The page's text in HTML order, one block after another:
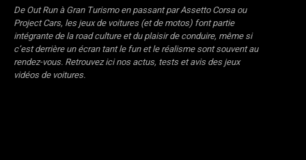
De Out Run à Gran Turismo en passant par Assetto Corsa ou
Project Cars, les jeux de voitures (et de motos) font partie
intégrante de la road culture et du plaisir de conduire, même si
c’est derrière un écran tant le fun et le réalisme sont souvent au
rendez-vous. Retrouvez ici nos actus, tests et avis des jeux
vidéos de voitures.